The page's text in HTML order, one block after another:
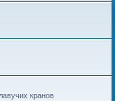
кранов